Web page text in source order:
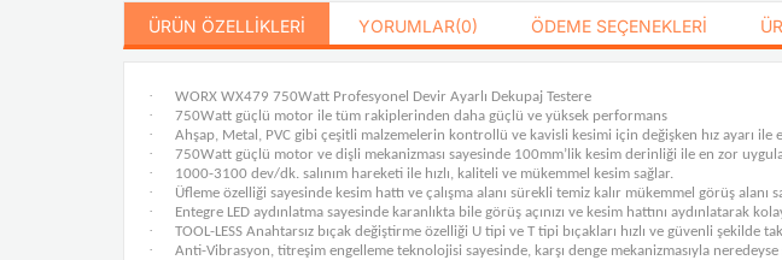
ÜRÜN ÖZELLIKLERI YORUMLAR(0) ÖDEME SEÇENEKLERI
· WORX WX479 750Watt Profesyonel Devir Ayarlı Dekupaj Testere
· 750Watt güçlü motor ile tüm rakiplerinden daha güçlü ve yüksek performans
· Ahşap, Metal, PVC gibi çeşitli malzemelerin kontrollü ve kavisli kesimi için değişken hız ayarı
· 750Watt güçlü motor ve dişli mekanizması sayesinde 100mm’lik kesim derinliği ile en zor
· 1000-3100 dev/dk. salınım hareketi ile hızlı, kaliteli ve mükemmel kesim sağlar.
· Üfleme özelliği sayesinde kesim hattı ve çalışma alanı sürekli temiz kalır mükemmel görüş alanı
· Entegre LED aydınlatma sayesinde karanlıkta bile görüş açınızı ve kesim hattını aydınlatarak
· TOOL-LESS Anahtarsız bıçak değiştirme özelliği U tipi ve T tipi bıçakları hızlı ve güvenli şekilde
·
Anti-Vibrasyon, titreşim engelleme teknolojisi sayesinde, karşı denge mekanizmasıyla